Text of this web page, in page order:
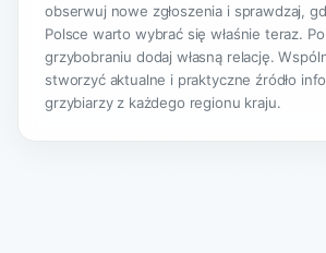
obserwuj nowe zgłoszenia i sprawdzaj,
Polsce warto wybrać się właśnie teraz.
grzybobraniu dodaj własną relację.
stworzyć aktualne i praktyczne źródło
grzybiarzy z każdego regionu kraju.